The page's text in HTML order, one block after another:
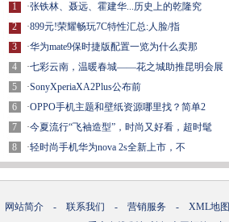
1
2
3
4
5
6
7
8
·张铁林、聂远、霍建华...历史上的乾隆究
·899元!荣耀畅玩7C特性汇总:人脸/指
·华为mate9保时捷版配置一览为什么卖那
·七彩云南，温暖春城——花之城助推昆明会展
·SonyXperiaXA2Plus公布前
·OPPO手机主题和壁纸资源哪里找？简单2
·今夏流行“飞袖造型”，时尚又好看，超时髦
·轻时尚手机华为nova 2s全新上市，不
网站简介 - 联系我们 - 营销服务 - XML地图